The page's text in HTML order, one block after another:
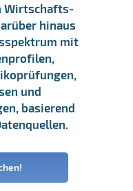
Wirtschafts-
hinaus
mit
und
basierend